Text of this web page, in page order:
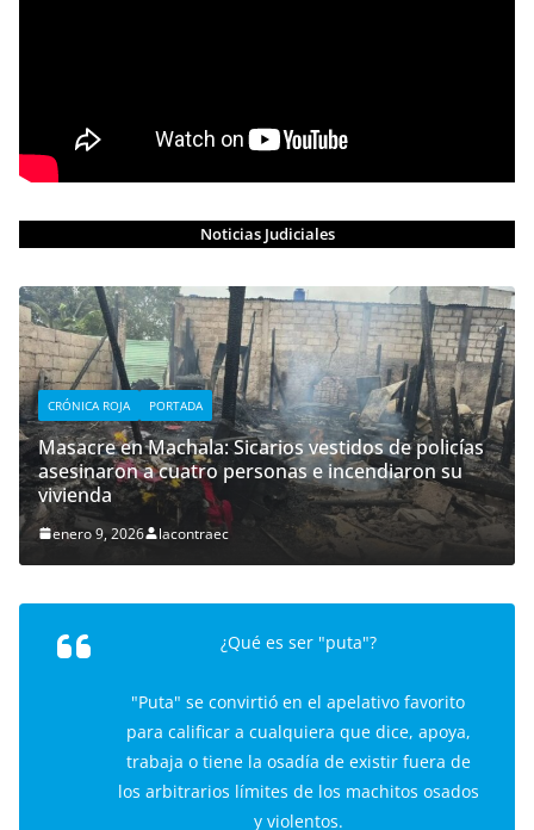
Noticias Judiciales
CRÓNICA ROJA PORTADA
Masacre en Machala: Sicarios vestidos de policías
asesinaron a cuatro personas e incendiaron su
vivienda
enero 9, 2026 lacontraec
¿Qué es ser "puta"?
"Puta" se convirtió en el apelativo favorito
para calificar a cualquiera que dice, apoya,
trabaja o tiene la osadía de existir fuera de
los arbitrarios límites de los machitos osados
y violentos.